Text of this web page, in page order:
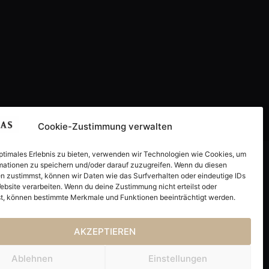
Cookie-Zustimmung verwalten
Erlebnis zu bieten, verwenden wir Technologien wie Cookies, um
zu speichern und/oder darauf zuzugreifen. Wenn du diesen
zustimmst, können wir Daten wie das Surfverhalten oder eindeutige IDs
verarbeiten. Wenn du deine Zustimmung nicht erteilst oder
können bestimmte Merkmale und Funktionen beeinträchtigt werden.
AKZEPTIEREN
Ablehnen Einstellungen
MIDAS VERLAGSGRUPPE
Home
Sachbuch
Kinderbuch
Service
Blog